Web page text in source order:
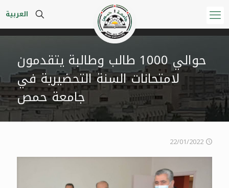
العربية
حوالي 1000 طالب وطالبة يتقدمون
لامتحانات السنة التحضيرية في
جامعة حمص
22/01/2022